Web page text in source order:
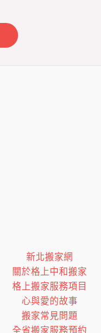
新北搬家網
關於格上中和搬家
格上搬家服務項目
心與愛的故事
搬家常見問題
全省搬家服務預約